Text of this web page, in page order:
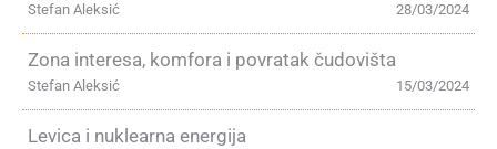
28/03/2024
Stefan Aleksić
Zona interesa, komfora i povratak čudovišta
15/03/2024
Stefan Aleksić
Levica i nuklearna energija